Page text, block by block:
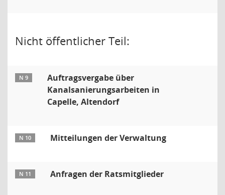
Nicht öffentlicher Teil:
N 9
Auftragsvergabe über
Kanalsanierungsarbeiten in
Capelle, Altendorf
N 10 Mitteilungen der Verwaltung
N 11 Anfragen der Ratsmitglieder